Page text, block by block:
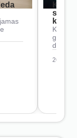
Kaip
2026-